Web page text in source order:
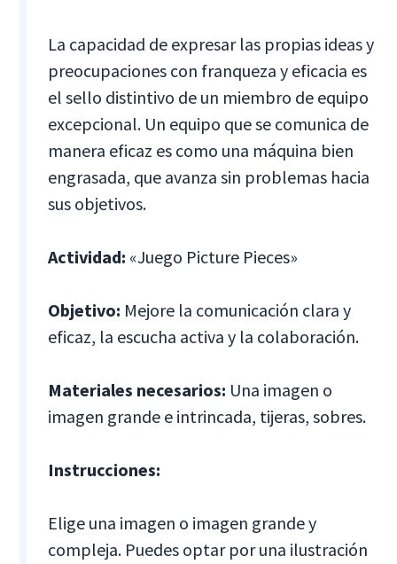
La capacidad de expresar las propias ideas y
preocupaciones con franqueza y eficacia es
el sello distintivo de un miembro de equipo
excepcional. Un equipo que se comunica de
manera eficaz es como una máquina bien
engrasada, que avanza sin problemas hacia
sus objetivos.
Actividad: «Juego Picture Pieces»
Objetivo: Mejore la comunicación clara y
eficaz, la escucha activa y la colaboración.
Materiales necesarios: Una imagen o
imagen grande e intrincada, tijeras, sobres.
Instrucciones:
Elige una imagen o imagen grande y
compleja. Puedes optar por una ilustración